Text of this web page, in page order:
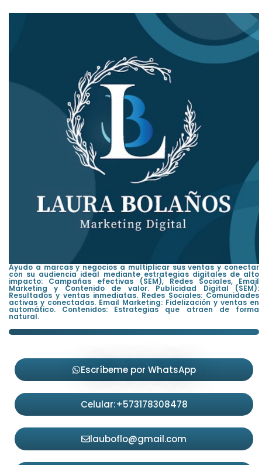
Ayudo a marcas y negocios a multiplicar sus ventas y conectar
con su audiencia ideal mediante estrategias digitales de alto
impacto: Campañas efectivas (SEM), Redes Sociales, Email
Marketing y Contenido de valor. Publicidad Digital (SEM):
Resultados y ventas inmediatas. Redes Sociales: Comunidades
activas y conectadas. Email Marketing: Fidelización y ventas en
automático. Contenidos: Estrategias que atraen de forma
natural.
Escríbeme por WhatsApp
Celular:+573178308478
lauboflo@gmail.com